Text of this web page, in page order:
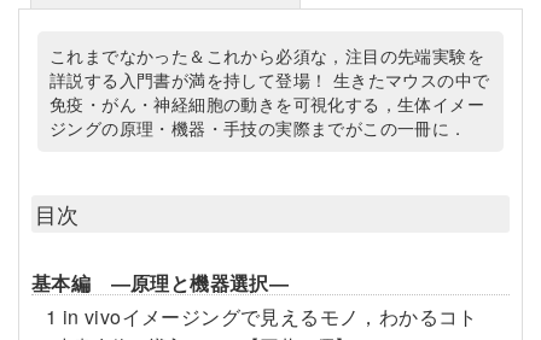
これまでなかった＆これから必須な，注目の先端実験を
詳説する入門書が満を持して登場！ 生きたマウスの中で
免疫・がん・神経細胞の動きを可視化する，生体イメー
ジングの原理・機器・手技の実際までがこの一冊に．
目次
基本編 ―原理と機器選択―
1 in vivoイメージングで見えるモノ，わかるコト